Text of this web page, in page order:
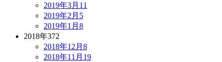
2019年3月 11
2019年2月 5
2019年1月 8
2018年372
2018年12月 8
2018年11月 19